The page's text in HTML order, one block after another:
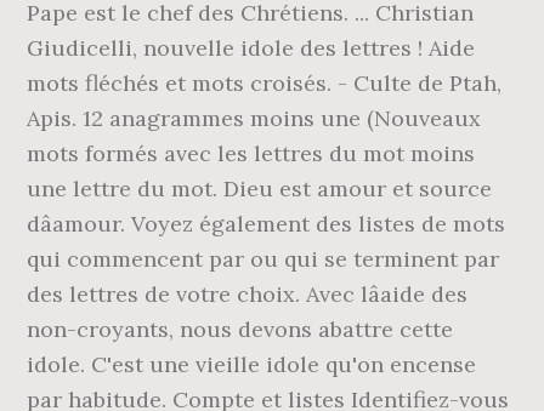
Pape est le chef des Chrétiens. ... Christian
Giudicelli, nouvelle idole des lettres ! Aide
mots fléchés et mots croisés. - Culte de Ptah,
Apis. 12 anagrammes moins une (Nouveaux
mots formés avec les lettres du mot moins
une lettre du mot. Dieu est amour et source
dâamour. Voyez également des listes de mots
qui commencent par ou qui se terminent par
des lettres de votre choix. Avec lâaide des
non-croyants, nous devons abattre cette
idole. C'est une vieille idole qu'on encense
par habitude. Compte et listes Identifiez-vous